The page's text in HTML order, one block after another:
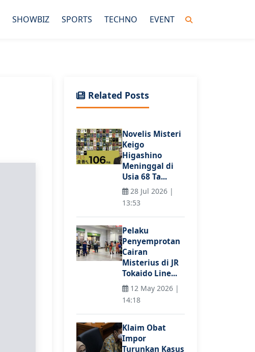
SHOWBIZ SPORTS TECHNO EVENT
Related Posts
Novelis Misteri
Keigo
Higashino
Meninggal di
Usia 68 Ta...
28 Jul 2026 |
13:53
Pelaku
Penyemprotan
Cairan
Misterius di JR
Tokaido Line...
12 May 2026 |
14:18
Klaim Obat
Impor
Turunkan Kasus